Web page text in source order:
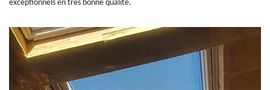
exceptionnels en très bonne qualité.